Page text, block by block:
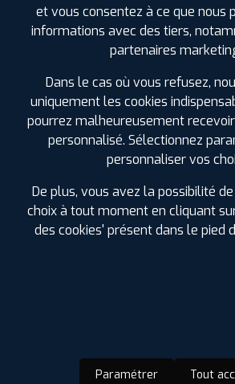
DUNLOP
SP SPORT MAXX
265/35 R 20 99Y
CODE EAN :
ⓘ
ⓘ
et vous consentez à ce que nous
informations avec des tiers,
partenaires
Dans le cas où vous refusez,
uniquement les cookies
pourrez malheureusement
personnalisé. Sélectionnez
personnaliser vos
De plus, vous avez la possibilité
choix à tout moment en cliquant
des cookies' présent dans le pied
Paramétrer Tout